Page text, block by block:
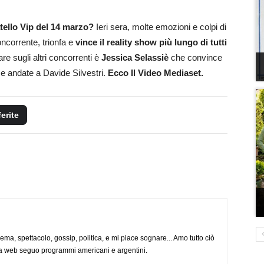
Vip del 14 marzo? Ieri sera, molte emozioni e colpi di
trionfa e vince il reality show più lungo di tutti
sugli altri concorrenti è Jessica Selassiè che convince
andate a Davide Silvestri. Ecco Il Video Mediaset.
spettacolo, gossip, politica, e mi piace sognare... Amo tutto ciò
seguo programmi americani e argentini.